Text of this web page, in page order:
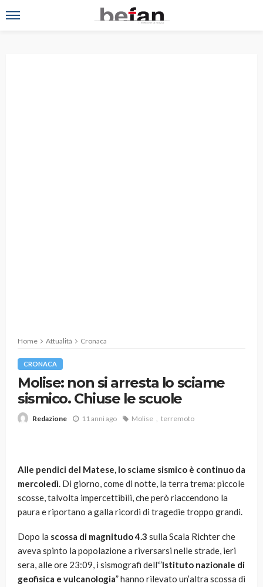
Home Attualità Cronaca
CRONACA
Molise: non si arresta lo sciame
sismico. Chiuse le scuole
Redazione 11 anni ago Molise terremoto
Alle pendici del Matese, lo sciame sismico è continuo da
mercoledì. Di giorno, come di notte, la terra trema: piccole
scosse, talvolta impercettibili, che però riaccendono la
paura e riportano a galla ricordi di tragedie troppo grandi.
Dopo la scossa di magnitudo 4.3 sulla Scala Richter che
aveva spinto la popolazione a riversarsi nelle strade, ieri
sera, alle ore 23:09, i sismografi dell'”Istituto nazionale di
geofisica e vulcanologia” hanno rilevato un’altra scossa di